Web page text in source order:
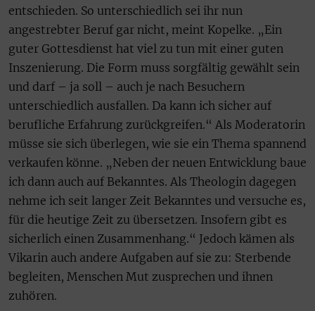
entschieden. So unterschiedlich sei ihr nun
angestrebter Beruf gar nicht, meint Kopelke. „Ein
guter Gottesdienst hat viel zu tun mit einer guten
Inszenierung. Die Form muss sorgfältig gewählt sein
und darf – ja soll – auch je nach Besuchern
unterschiedlich ausfallen. Da kann ich sicher auf
berufliche Erfahrung zurückgreifen.“ Als Moderatorin
müsse sie sich überlegen, wie sie ein Thema spannend
verkaufen könne. „Neben der neuen Entwicklung baue
ich dann auch auf Bekanntes. Als Theologin dagegen
nehme ich seit langer Zeit Bekanntes und versuche es,
für die heutige Zeit zu übersetzen. Insofern gibt es
sicherlich einen Zusammenhang.“ Jedoch kämen als
Vikarin auch andere Aufgaben auf sie zu: Sterbende
begleiten, Menschen Mut zusprechen und ihnen
zuhören.